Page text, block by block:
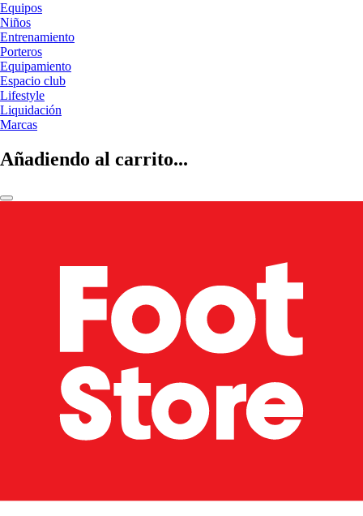
Equipos
Niños
Entrenamiento
Porteros
Equipamiento
Espacio club
Lifestyle
Liquidación
Marcas
Añadiendo al carrito...